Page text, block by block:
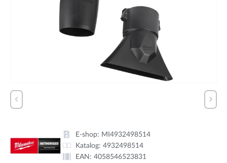
E-shop: MI4932498514
Katalog: 4932498514
EAN: 4058546523831